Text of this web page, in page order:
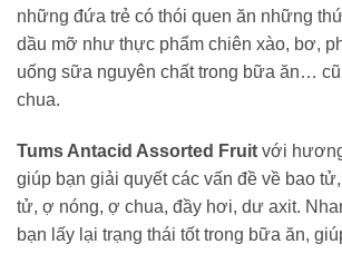
những đứa trẻ có thói quen ăn những
dầu mỡ như thực phẩm chiên xào, bơ,
uống sữa nguyên chất trong bữa ăn…
chua.
Tums Antacid Assorted Fruit với
giúp bạn giải quyết các vấn đề về bao
tử, ợ nóng, ợ chua, đầy hơi, dư axit.
bạn lấy lại trạng thái tốt trong bữa ăn,